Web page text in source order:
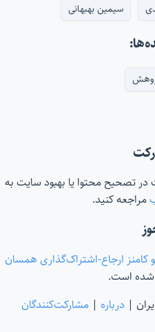
سیمین بهبهانی
در تصحیح محتوا یا بهبود سایت به
مراجعه کنید.
کامنز ارجاع-اشتراک‌گذاری همسان
شده است.
| درباره | مشارکت‌کنندگان